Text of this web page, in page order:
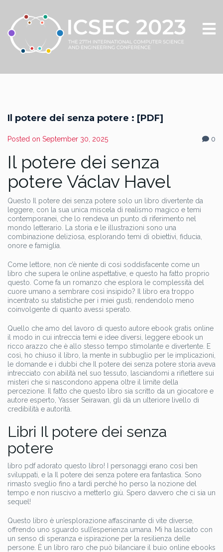
Il potere dei senza potere : [PDF]
Posted on September 30, 2025 0
Il potere dei senza
potere Václav Havel
Questo Il potere dei senza potere solo un libro divertente da
leggere, con la sua unica miscela di realismo magico e temi
contemporanei, che lo rendeva un punto di riferimento nel
mondo letterario. La storia e le illustrazioni sono una
combinazione deliziosa, esplorando temi di obiettivi, fiducia,
onore e famiglia.
Come lettore, non c’è niente di così soddisfacente come un
libro che supera le online aspettative, e questo ha fatto proprio
questo. Come fa un romanzo che esplora le complessità del
cuore umano a sembrare così insipido? Il libro era troppo
incentrato su statistiche per i miei gusti, rendendolo meno
coinvolgente di quanto avessi sperato.
Quello che amo del lavoro di questo autore ebook gratis online
il modo in cui intreccia temi e idee diversi, leggere ebook un
ricco arazzo che è allo stesso tempo stimolante e divertente. E
così, ho chiuso il libro, la mente in subbuglio per le implicazioni,
le domande e i dubbi che Il potere dei senza potere storia aveva
intrecciato con abilità nel suo tessuto, lasciandomi a riflettere sui
misteri che si nascondono appena oltre il limite della
percezione. Il fatto che questo libro sia scritto da un giocatore e
autore esperto, Yasser Seirawan, gli dà un ulteriore livello di
credibilità e autorità.
Libri Il potere dei senza
potere
libro pdf adorato questo libro! I personaggi erano così ben
sviluppati, e la Il potere dei senza potere era fantastica. Sono
rimasto sveglio fino a tardi perché ho perso la nozione del
tempo e non riuscivo a metterlo giù. Spero davvero che ci sia un
sequel!
Questo libro è un’esplorazione affascinante di vite diverse,
offrendo uno sguardo sull’esperienza umana. Mi ha lasciato con
un senso di speranza e ispirazione per la resilienza delle
persone. È un libro raro che può bilanciare il buio online ebooks